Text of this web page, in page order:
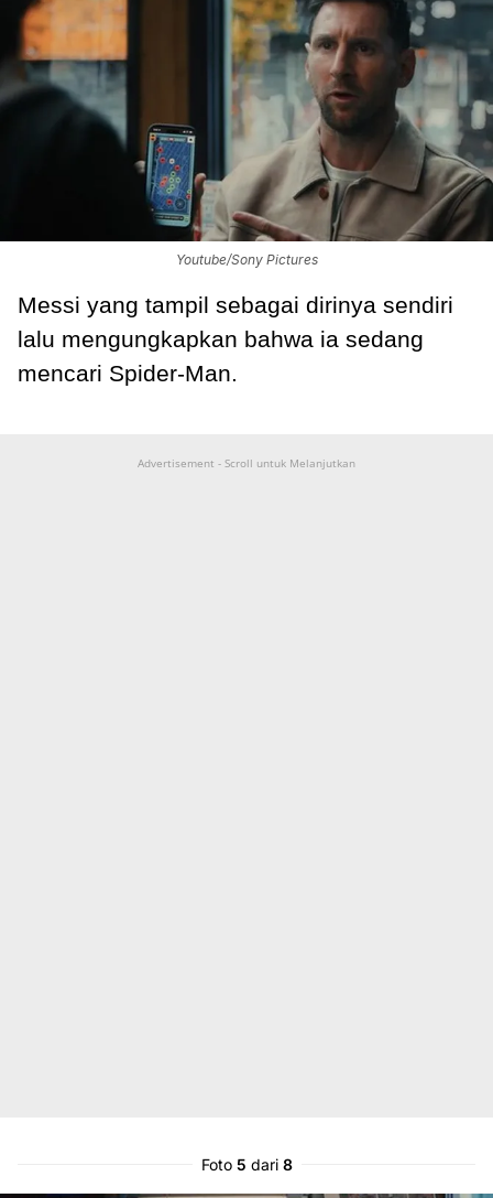
Youtube/Sony Pictures
Messi yang tampil sebagai dirinya sendiri
lalu mengungkapkan bahwa ia sedang
mencari Spider-Man.
Advertisement - Scroll untuk Melanjutkan
Foto 5 dari 8